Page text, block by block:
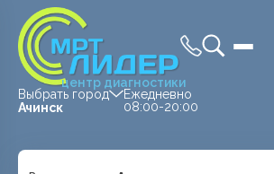
центр диагностики
Выбрать город
Ачинск
Ежедневно
08:00-20:00